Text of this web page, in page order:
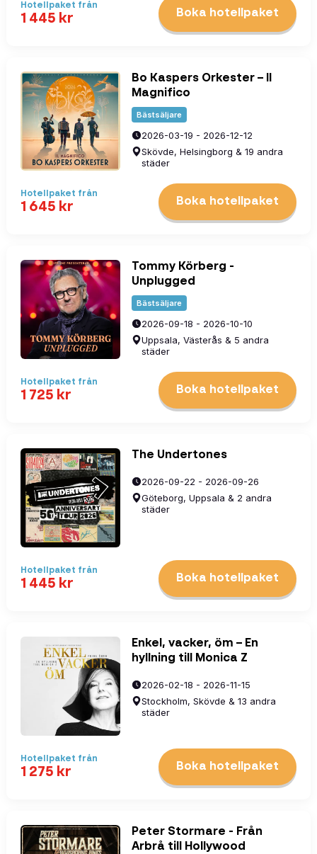
Hotellpaket från
1 445 kr Boka hotellpaket
Bo Kaspers Orkester – Il
Magnifico
Bästsäljare
2026-03-19 - 2026-12-12
Skövde, Helsingborg & 19 andra
städer
Hotellpaket från
1 645 kr Boka hotellpaket
Tommy Körberg -
Unplugged
Bästsäljare
2026-09-18 - 2026-10-10
Uppsala, Västerås & 5 andra
städer
Hotellpaket från
1 725 kr Boka hotellpaket
The Undertones
2026-09-22 - 2026-09-26
Göteborg, Uppsala & 2 andra
städer
Hotellpaket från
1 445 kr Boka hotellpaket
Enkel, vacker, öm – En
hyllning till Monica Z
2026-02-18 - 2026-11-15
Stockholm, Skövde & 13 andra
städer
Hotellpaket från
1 275 kr Boka hotellpaket
Peter Stormare - Från
Arbrå till Hollywood